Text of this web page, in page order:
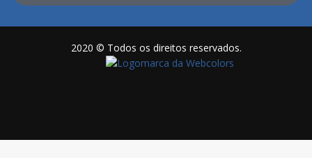
2020 © Todos os direitos reservados.